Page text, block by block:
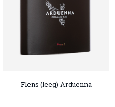
Flens (leeg) Arduenna